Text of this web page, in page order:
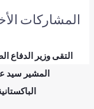
المشاركات
التقى وزير الدفاع
المشير سيد